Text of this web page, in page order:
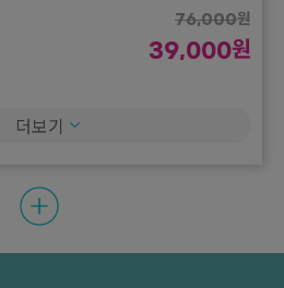
76,000원
39,000원
더보기